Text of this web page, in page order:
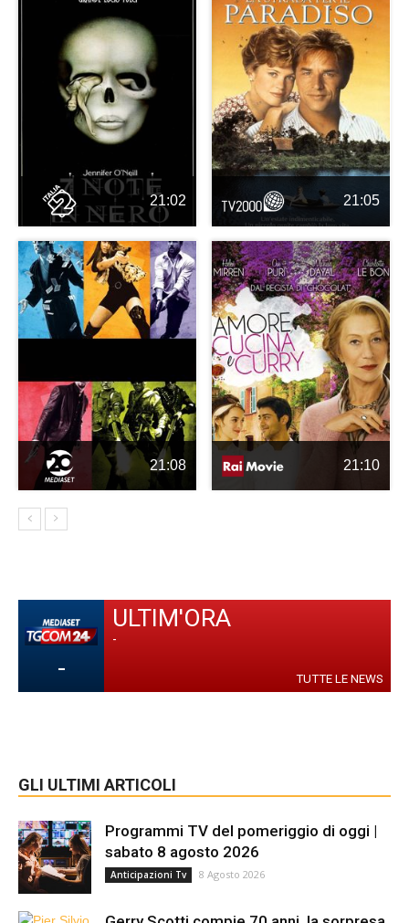
21:02 21:05
21:08 21:10
-
ULTIM'ORA
-
TUTTE LE NEWS
GLI ULTIMI ARTICOLI
Programmi TV del pomeriggio di oggi |
sabato 8 agosto 2026
Anticipazioni Tv 8 Agosto 2026